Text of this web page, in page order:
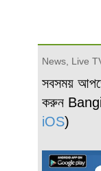
News, Live
সবসময়
করুন
iOS)